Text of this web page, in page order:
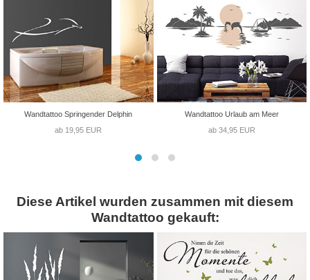
Wandtattoo Springender Delphin
ab 19,95 EUR
Wandtattoo Urlaub am Meer
ab 34,95 EUR
Diese Artikel wurden zusammen mit diesem
Wandtattoo gekauft: